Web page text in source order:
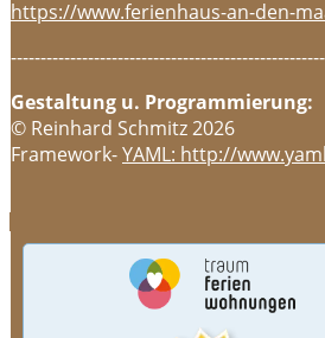
https://www.ferienhaus-an-den-
Gestaltung u. Programmierung:
© Reinhard Schmitz 2026
Framework-YAML: http://